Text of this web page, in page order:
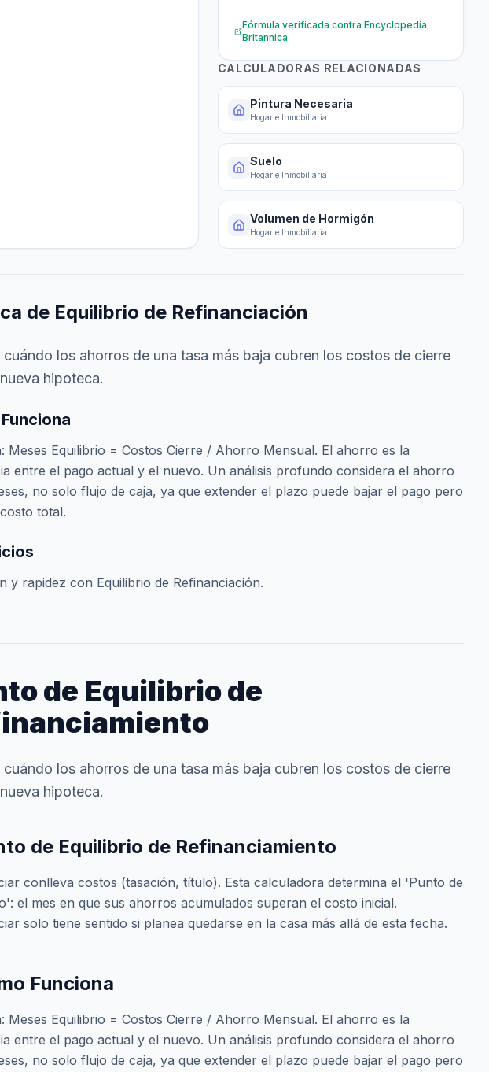
Fórmula verificada contra Encyclopedia
Britannica
CALCULADORAS RELACIONADAS
Pintura Necesaria
Hogar e Inmobiliaria
Suelo
Hogar e Inmobiliaria
Volumen de Hormigón
Hogar e Inmobiliaria
de Equilibrio de Refinanciación
cuándo los ahorros de una tasa más baja cubren los costos de cierre
hipoteca.
Meses Equilibrio = Costos Cierre / Ahorro Mensual. El ahorro es la
entre el pago actual y el nuevo. Un análisis profundo considera el ahorro
no solo flujo de caja, ya que extender el plazo puede bajar el pago pero
total.
y rapidez con Equilibrio de Refinanciación.
de Equilibrio de
cuándo los ahorros de una tasa más baja cubren los costos de cierre
hipoteca.
de Equilibrio de Refinanciamiento
conlleva costos (tasación, título). Esta calculadora determina el 'Punto de
el mes en que sus ahorros acumulados superan el costo inicial.
solo tiene sentido si planea quedarse en la casa más allá de esta fecha.
Funciona
Meses Equilibrio = Costos Cierre / Ahorro Mensual. El ahorro es la
entre el pago actual y el nuevo. Un análisis profundo considera el ahorro
no solo flujo de caja, ya que extender el plazo puede bajar el pago pero